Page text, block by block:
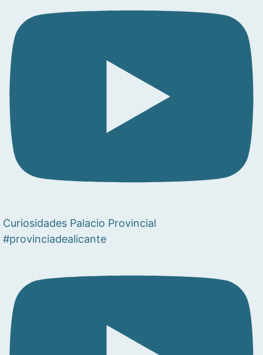
Curiosidades Palacio Provincial
#provinciadealicante